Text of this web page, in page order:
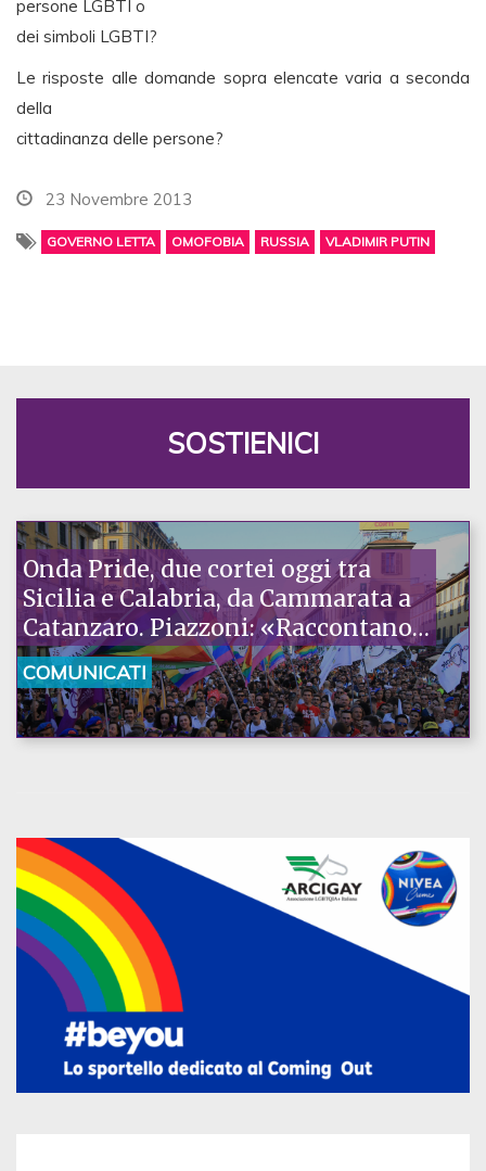
persone LGBTI o
dei simboli LGBTI?
Le risposte alle domande sopra elencate varia a seconda
della
cittadinanza delle persone?
23 Novembre 2013
GOVERNO LETTA OMOFOBIA RUSSIA VLADIMIR PUTIN
SOSTIENICI
Onda Pride, due cortei oggi tra
Sicilia e Calabria, da Cammarata a
Catanzaro. Piazzoni: «Raccontano
la nostra ostinazione»
COMUNICATI